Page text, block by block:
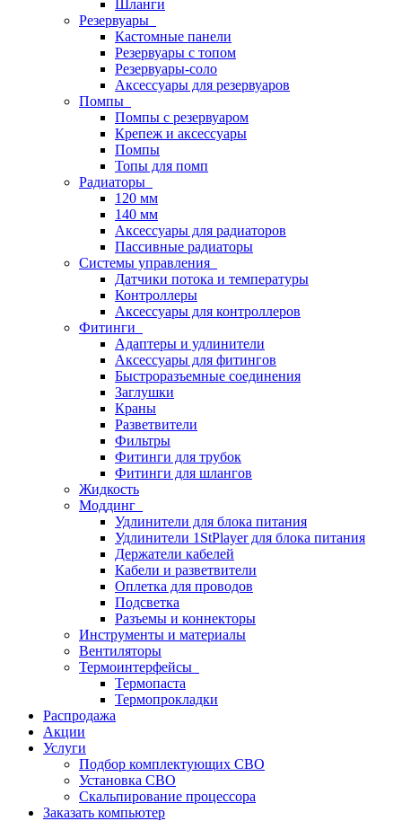
Шланги
Резервуары
Кастомные панели
Резервуары с топом
Резервуары-соло
Аксессуары для резервуаров
Помпы
Помпы с резервуаром
Крепеж и аксессуары
Помпы
Топы для помп
Радиаторы
120 мм
140 мм
Аксессуары для радиаторов
Пассивные радиаторы
Системы управления
Датчики потока и температуры
Контроллеры
Аксессуары для контроллеров
Фитинги
Адаптеры и удлинители
Аксессуары для фитингов
Быстроразъемные соединения
Заглушки
Краны
Разветвители
Фильтры
Фитинги для трубок
Фитинги для шлангов
Жидкость
Моддинг
Удлинители для блока питания
Удлинители 1StPlayer для блока питания
Держатели кабелей
Кабели и разветвители
Оплетка для проводов
Подсветка
Разъемы и коннекторы
Инструменты и материалы
Вентиляторы
Термоинтерфейсы
Термопаста
Термопрокладки
Распродажа
Акции
Услуги
Подбор комплектующих СВО
Установка СВО
Скальпирование процессора
Заказать компьютер